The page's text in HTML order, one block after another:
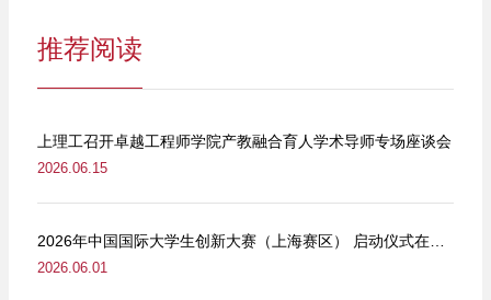
推荐阅读
上理工召开卓越工程师学院产教融合育人学术导师专场座谈会
2026.06.15
2026.06.01